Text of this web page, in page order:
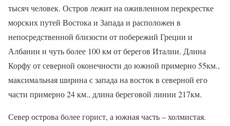
тысяч человек. Остров лежит на оживленном перекрестке
морских путей Востока и Запада и расположен в
непосредственной близости от побережий Греции и
Албании и чуть более 100 км от берегов Италии. Длина
Корфу от северной оконечности до южной примерно 55км.,
максимальная ширина с запада на восток в северной его
части примерно 24 км., длина береговой линии 217км.
Север острова более горист, а южная часть – холмистая.